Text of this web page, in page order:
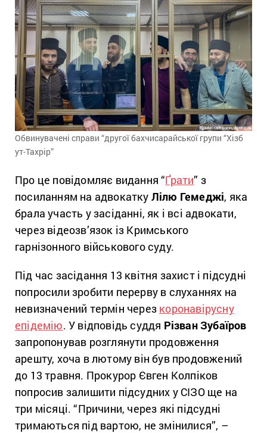
Обвинувачені справи “другої бахчисарайської групи “Хізб
ут-Тахрір”
Про це повідомляє видання “Ґрати” з
посиланням на адвокатку Лілю Гемеджі, яка
брала участь у засіданні, як і всі адвокати,
через відеозв’язок із Кримського
гарнізонного військового суду.
Під час засідання 13 квітня захист і підсудні
попросили зробити перерву в слуханнях на
невизначений термін через коронавірусну
епідемію. У відповідь суддя Різван Зубаїров
запропонував розглянути продовження
арешту, хоча в лютому він був продовжений
до 13 травня. Прокурор Євген Колпіков
попросив залишити підсудних у СІЗО ще на
три місяці. “Причини, через які підсудні
тримаються під вартою, не змінилися”, –